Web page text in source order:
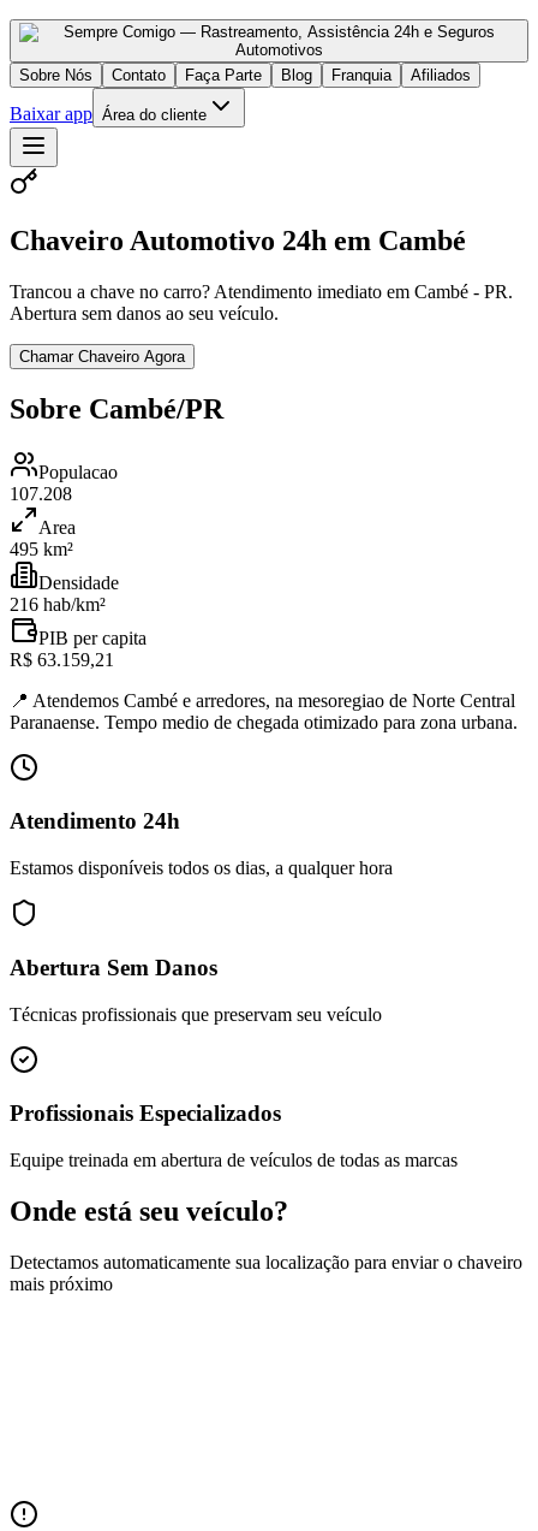
Sobre Nós Contato Faça Parte Blog Franquia Afiliados
Baixar app Área do cliente
Chaveiro Automotivo 24h em Cambé
Trancou a chave no carro? Atendimento imediato em Cambé - PR.
Abertura sem danos ao seu veículo.
Chamar Chaveiro Agora
Sobre Cambé/PR
Populacao
107.208
Area
495 km²
Densidade
216 hab/km²
PIB per capita
R$ 63.159,21
📍 Atendemos Cambé e arredores, na mesoregiao de Norte Central
Paranaense. Tempo medio de chegada otimizado para zona urbana.
Atendimento 24h
Estamos disponíveis todos os dias, a qualquer hora
Abertura Sem Danos
Técnicas profissionais que preservam seu veículo
Profissionais Especializados
Equipe treinada em abertura de veículos de todas as marcas
Onde está seu veículo?
Detectamos automaticamente sua localização para enviar o chaveiro
mais próximo